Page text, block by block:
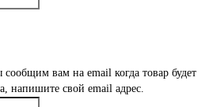
вам на email когда товар будет
напишите свой email адрес.